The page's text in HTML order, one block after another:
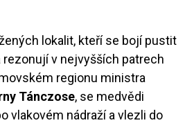
lokalit, kteří se bojí pustit
rezonují v nejvyšších patrech
regionu ministra
Tánczose, se medvědi
vlakovém nádraží a vlezli do